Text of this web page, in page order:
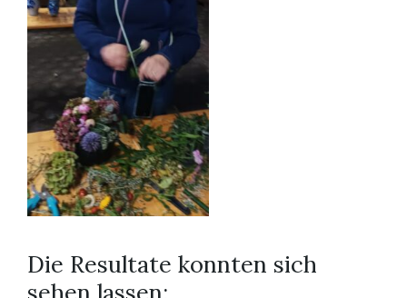
Die Resultate konnten sich